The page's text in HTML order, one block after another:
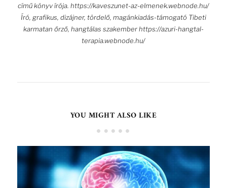
című könyv írója. https://kaveszunet-az-elmenek.webnode.hu/
Író, grafikus, dizájner, tördelő, magánkiadás-támogató Tibeti
karmatan őrző, hangtálas szakember https://azuri-hangtal-
terapia.webnode.hu/
YOU MIGHT ALSO LIKE